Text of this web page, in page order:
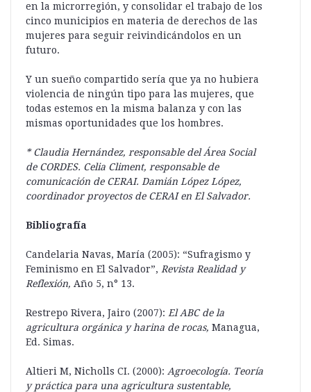
en la microrregión, y consolidar el trabajo de los
cinco municipios en materia de derechos de las
mujeres para seguir reivindicándolos en un
futuro.
Y un sueño compartido sería que ya no hubiera
violencia de ningún tipo para las mujeres, que
todas estemos en la misma balanza y con las
mismas oportunidades que los hombres.
* Claudia Hernández, responsable del Área Social
de CORDES. Celia Climent, responsable de
comunicación de CERAI. Damián López López,
coordinador proyectos de CERAI en El Salvador.
Bibliografía
Candelaria Navas, María (2005): “Sufragismo y
Feminismo en El Salvador”, Revista Realidad y
Reflexión, Año 5, n° 13.
Restrepo Rivera, Jairo (2007): El ABC de la
agricultura orgánica y harina de rocas, Managua,
Ed. Simas.
Altieri M, Nicholls CI. (2000): Agroecología. Teoría
y práctica para una agricultura sustentable,